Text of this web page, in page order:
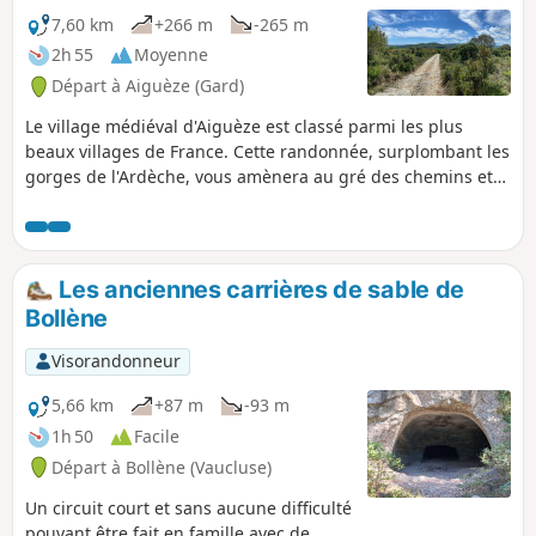
7,60 km +266 m
-265 m
2h 55
Moyenne
Départ à Aiguèze (Gard)
Le village médiéval d'Aiguèze est classé parmi les plus
beaux villages de France. Cette randonnée, surplombant les
gorges de l'Ardèche, vous amènera au gré des chemins et
de vignes.
Les anciennes carrières de sable de
Bollène
Visorandonneur
5,66 km
+87 m
-93 m
1h 50
Facile
Départ à Bollène (Vaucluse)
Un circuit court et sans aucune difficulté